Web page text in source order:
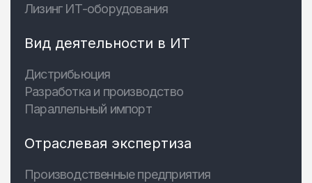
Лизинг ИТ-оборудования
Вид деятельности в ИТ
Дистрибьюция
Разработка и производство
Параллельный импорт
Отраслевая экспертиза
Производственные предприятия